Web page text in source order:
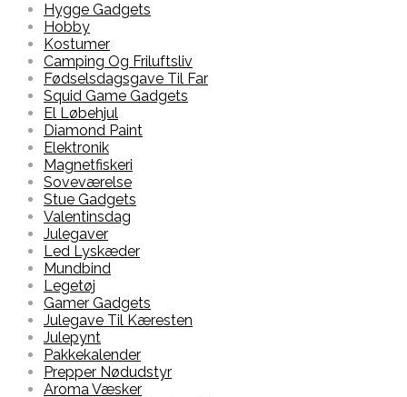
Hygge Gadgets
Hobby
Kostumer
Camping Og Friluftsliv
Fødselsdagsgave Til Far
Squid Game Gadgets
El Løbehjul
Diamond Paint
Elektronik
Magnetfiskeri
Soveværelse
Stue Gadgets
Valentinsdag
Julegaver
Led Lyskæder
Mundbind
Legetøj
Gamer Gadgets
Julegave Til Kæresten
Julepynt
Pakkekalender
Prepper Nødudstyr
Aroma Væsker